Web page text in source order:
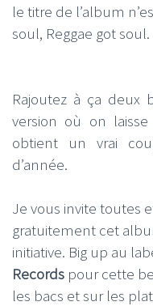
le titre de l’album
soul, Reggae got soul.
Rajoutez à ça deux
version où on
obtient un vrai
d’année.
Je vous invite toutes
gratuitement cet
initiative. Big up au
Records pour cette
les bacs et sur les